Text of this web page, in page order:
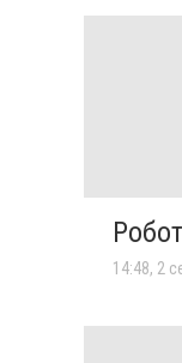
14:48, 2